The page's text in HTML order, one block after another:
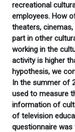
recreational
employees. How
theaters,
part in other
working in the
activity is higher
hypothesis, we
In the summer of
used to measure
information of
of television
questionnaire